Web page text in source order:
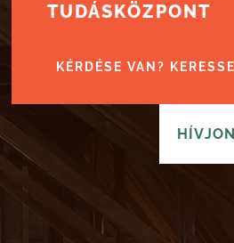
TUDÁSKÖZPONT
KÉRDÉSE VAN?